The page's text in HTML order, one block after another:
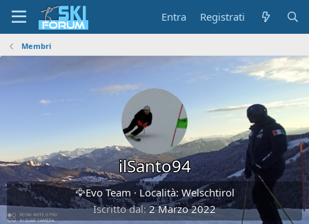
Entra Registrati
Membri
ilSanto94
🦅Evo Team · Località: Welschtirol
Iscritto dal 2 Marzo 2022